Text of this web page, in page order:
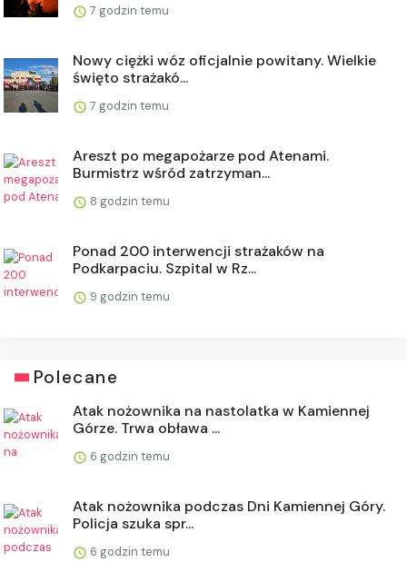
7 godzin temu
Nowy ciężki wóz oficjalnie powitany. Wielkie
święto strażakó...
7 godzin temu
Areszt po megapożarze pod Atenami.
Burmistrz wśród zatrzyman...
8 godzin temu
Ponad 200 interwencji strażaków na
Podkarpaciu. Szpital w Rz...
9 godzin temu
Polecane
Atak nożownika na nastolatka w Kamiennej
Górze. Trwa obława ...
6 godzin temu
Atak nożownika podczas Dni Kamiennej Góry.
Policja szuka spr...
6 godzin temu